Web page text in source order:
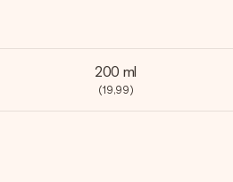
200 ml
(19,99)